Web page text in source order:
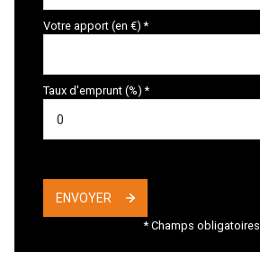
Votre apport (en €) *
Taux d'emprunt (%) *
ENVOYER
* Champs obligatoires